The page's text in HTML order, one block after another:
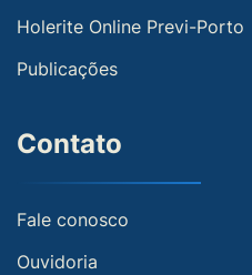
Holerite Online Previ-Porto
Publicações
Contato
Fale conosco
Ouvidoria